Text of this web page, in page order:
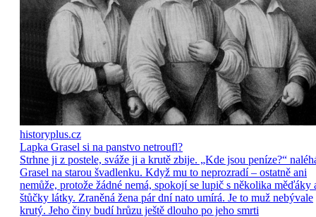
historyplus.cz
Lapka Grasel si na panstvo netroufl?
Strhne ji z postele, sváže ji a krutě zbije. „Kde jsou peníze?“
Grasel na starou švadlenku. Když mu to neprozradí – ostatně ani
nemůže, protože žádné nemá, spokojí se lupič s několika měďáky
štůčky látky. Zraněná žena pár dní nato umírá. Je to muž nebývale
krutý. Jeho činy budí hrůzu ještě dlouho po jeho smrti